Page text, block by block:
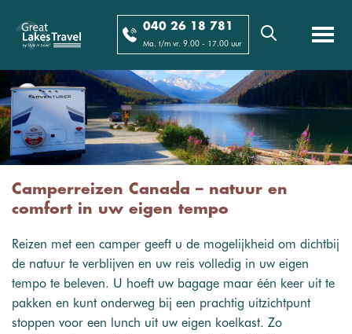
040 26 18 781
Ma. t/m vr. 9.00 - 17.00 uur
Camperreizen Canada – natuur en
comfort in uw eigen tempo
Reizen met een camper geeft u de mogelijkheid om dichtbij
de natuur te verblijven en uw reis volledig in uw eigen
tempo te beleven. U hoeft uw bagage maar één keer uit te
pakken en kunt onderweg bij een prachtig uitzichtpunt
stoppen voor een lunch uit uw eigen koelkast. Zo